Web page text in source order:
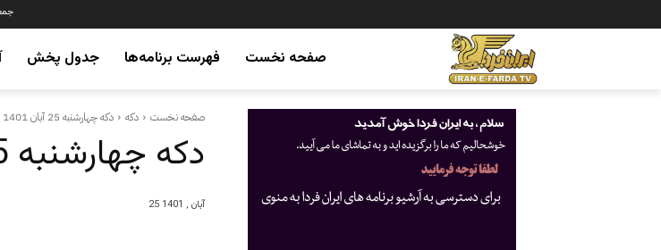
جمعه, 16
صفحه نخست فهرست برنامه‌ها جدول پخش
صفحه نخست دکه دکه چهارشنبه 25 آبان 1401
دکه چهارشنبه 25 آبان 1401
25 آبان , 1401